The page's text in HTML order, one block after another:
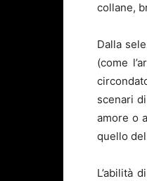
collane,
Dalla
(come
scenari di
amore o
quello
L’abilità